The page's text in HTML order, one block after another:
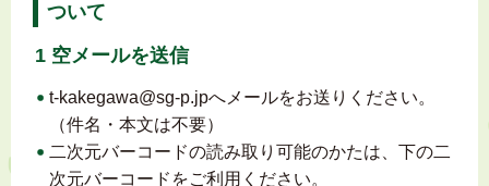
ついて
1 空メールを送信
t-kakegawa@sg-p.jpへメールをお送りください。
（件名・本文は不要）
二次元バーコードの読み取り可能のかたは、下の二
次元バーコードをご利用ください。